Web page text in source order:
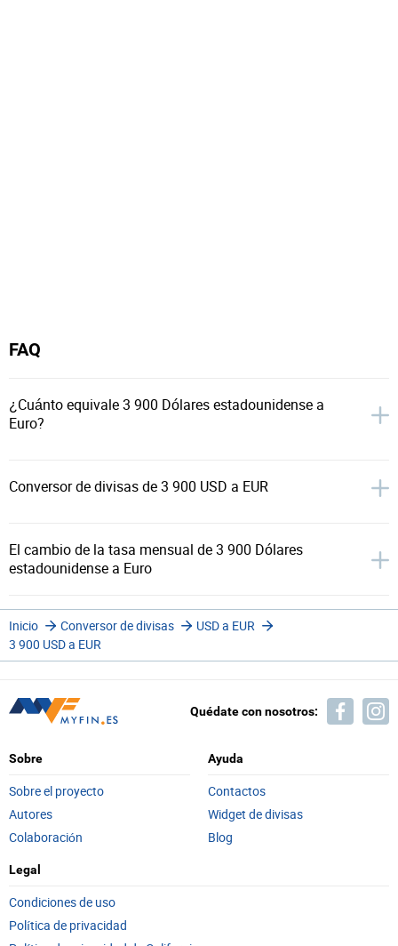
FAQ
¿Cuánto equivale 3 900 Dólares estadounidense a
Euro?
Conversor de divisas de 3 900 USD a EUR
El cambio de la tasa mensual de 3 900 Dólares
estadounidense a Euro
Inicio Conversor de divisas
USD a EUR
3 900 USD a EUR
Quédate con nosotros:
Sobre
Sobre el proyecto
Autores
Colaboración
Ayuda
Contactos
Widget de divisas
Blog
Legal
Condiciones de uso
Política de privacidad